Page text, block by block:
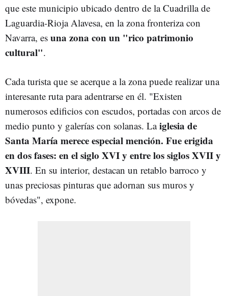
que este municipio ubicado dentro de la Cuadrilla de
Laguardia-Rioja Alavesa, en la zona fronteriza con
Navarra, es una zona con un "rico patrimonio
cultural".
Cada turista que se acerque a la zona puede realizar una
interesante ruta para adentrarse en él. "Existen
numerosos edificios con escudos, portadas con arcos de
medio punto y galerías con solanas. Laiglesia de
Santa María merece especial mención. Fue erigida
en dos fases: en el siglo XVI y entre los siglos XVII y
XVIII. En su interior, destacan un retablo barroco y
unas preciosas pinturas que adornan sus muros y
bóvedas", expone.